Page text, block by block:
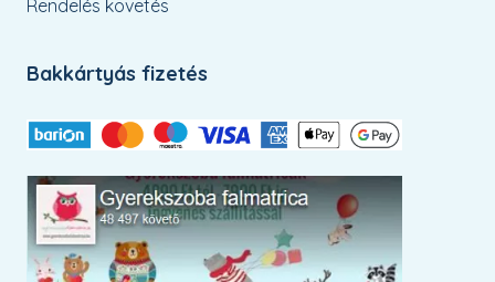
Rendelés követés
Bakkártyás fizetés